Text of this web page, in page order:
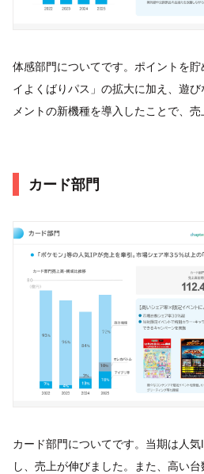
体感部門についてです。ポイントを
イよくばりパス」の拡大に加え、遊
メントの新機種を導入したことで、売
カード部門
カード部門についてです。当期は人
し、売上が伸びました。また、高い